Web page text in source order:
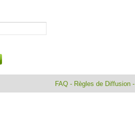
FAQ - Règles de Diffusion -